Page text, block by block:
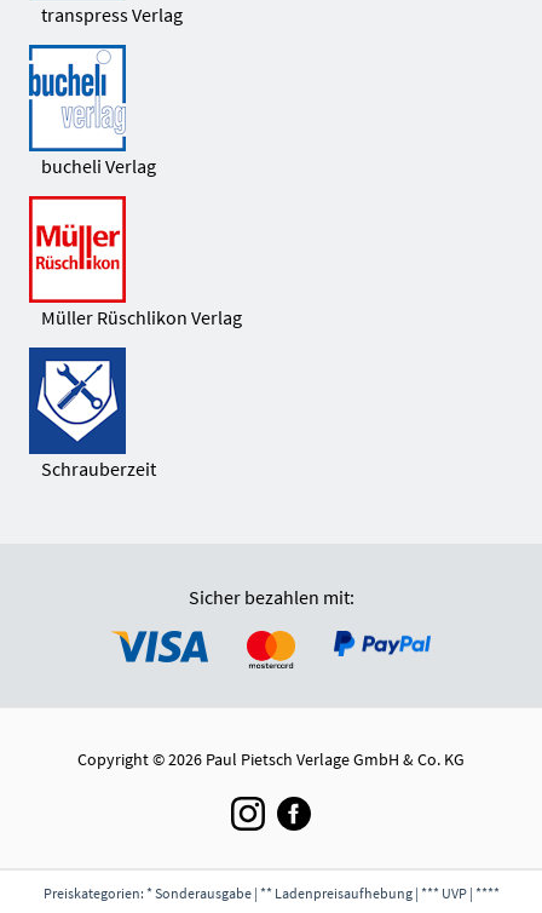
transpress Verlag
bucheli Verlag
Müller Rüschlikon Verlag
Schrauberzeit
Sicher bezahlen mit:
Copyright © 2026 Paul Pietsch Verlage GmbH & Co. KG
Preiskategorien: * Sonderausgabe | ** Ladenpreisaufhebung | *** UVP | ****